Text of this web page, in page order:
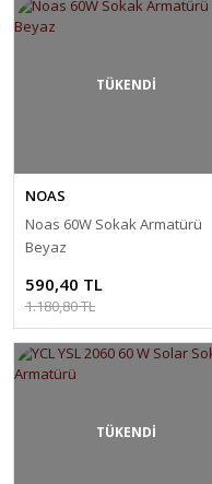
TÜKENDİ
NOAS
Noas 60W Sokak Armatürü
Beyaz
590,40 TL
1.180,80 TL
TÜKENDİ